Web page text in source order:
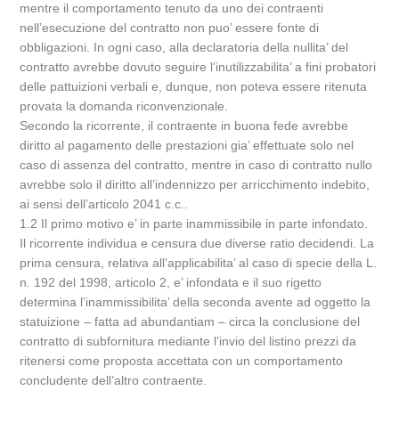
mentre il comportamento tenuto da uno dei contraenti
nell’esecuzione del contratto non puo’ essere fonte di
obbligazioni. In ogni caso, alla declaratoria della nullita’ del
contratto avrebbe dovuto seguire l’inutilizzabilita’ a fini probatori
delle pattuizioni verbali e, dunque, non poteva essere ritenuta
provata la domanda riconvenzionale.
Secondo la ricorrente, il contraente in buona fede avrebbe
diritto al pagamento delle prestazioni gia’ effettuate solo nel
caso di assenza del contratto, mentre in caso di contratto nullo
avrebbe solo il diritto all’indennizzo per arricchimento indebito,
ai sensi dell’articolo 2041 c.c..
1.2 Il primo motivo e’ in parte inammissibile in parte infondato.
Il ricorrente individua e censura due diverse ratio decidendi. La
prima censura, relativa all’applicabilita’ al caso di specie della L.
n. 192 del 1998, articolo 2, e’ infondata e il suo rigetto
determina l’inammissibilita’ della seconda avente ad oggetto la
statuizione – fatta ad abundantiam – circa la conclusione del
contratto di subfornitura mediante l’invio del listino prezzi da
ritenersi come proposta accettata con un comportamento
concludente dell’altro contraente.